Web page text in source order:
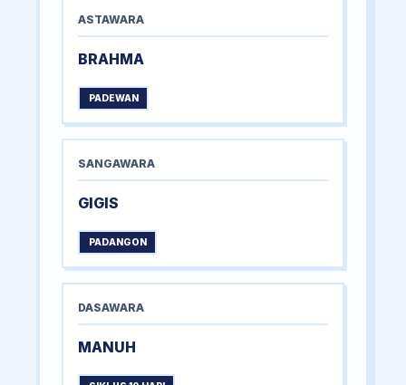
ASTAWARA
BRAHMA
PADEWAN
SANGAWARA
GIGIS
PADANGON
DASAWARA
MANUH